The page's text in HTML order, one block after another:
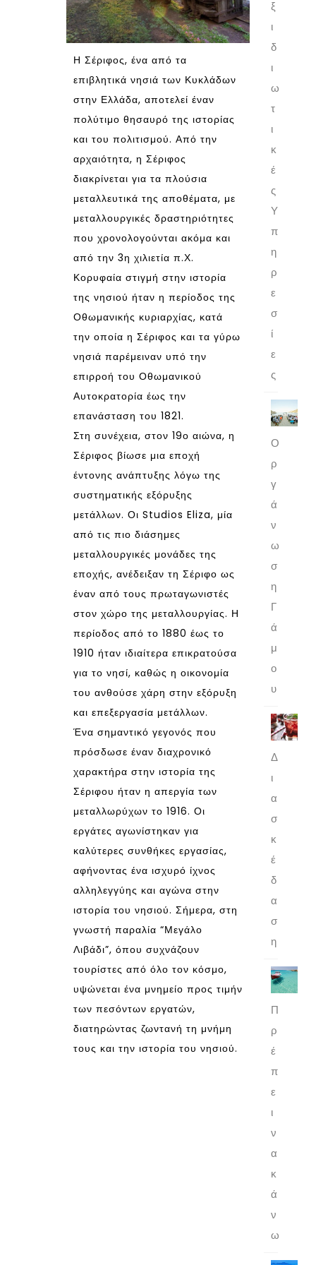
Η Σέριφος, ένα από τα
επιβλητικά νησιά των Κυκλάδων
στην Ελλάδα, αποτελεί έναν
πολύτιμο θησαυρό της ιστορίας
και του πολιτισμού. Από την
αρχαιότητα, η Σέριφος
διακρίνεται για τα πλούσια
μεταλλευτικά της αποθέματα, με
μεταλλουργικές δραστηριότητες
που χρονολογούνται ακόμα και
από την 3η χιλιετία π.Χ.
Κορυφαία στιγμή στην ιστορία
της νησιού ήταν η περίοδος της
Οθωμανικής κυριαρχίας, κατά
την οποία η Σέριφος και τα γύρω
νησιά παρέμειναν υπό την
επιρροή του Οθωμανικού
Αυτοκρατορία έως την
επανάσταση του 1821.
Στη συνέχεια, στον 19ο αιώνα, η
Σέριφος βίωσε μια εποχή
έντονης ανάπτυξης λόγω της
συστηματικής εξόρυξης
μετάλλων. Οι Studios Eliza, μία
από τις πιο διάσημες
μεταλλουργικές μονάδες της
εποχής, ανέδειξαν τη Σέριφο ως
έναν από τους πρωταγωνιστές
στον χώρο της μεταλλουργίας. Η
περίοδος από το 1880 έως το
1910 ήταν ιδιαίτερα επικρατούσα
για το νησί, καθώς η οικονομία
του ανθούσε χάρη στην εξόρυξη
και επεξεργασία μετάλλων.
Ένα σημαντικό γεγονός που
πρόσδωσε έναν διαχρονικό
χαρακτήρα στην ιστορία της
Σέριφου ήταν η απεργία των
μεταλλωρύχων το 1916. Οι
εργάτες αγωνίστηκαν για
καλύτερες συνθήκες εργασίας,
αφήνοντας ένα ισχυρό ίχνος
αλληλεγγύης και αγώνα στην
ιστορία του νησιού. Σήμερα, στη
γνωστή παραλία “Μεγάλο
Λιβάδι”, όπου συχνάζουν
τουρίστες από όλο τον κόσμο,
υψώνεται ένα μνημείο προς τιμήν
των πεσόντων εργατών,
διατηρώντας ζωντανή τη μνήμη
τους και την ιστορία του νησιού.
ξ
ι
δ
ι
ω
τ
ι
κ
έ
ς
Υ
π
η
ρ
ε
σ
ί
ε
ς
Ο
ρ
γ
ά
ν
ω
σ
η
Γ
ά
μ
ο
υ
Δ
ι
α
σ
κ
έ
δ
α
σ
η
Π
ρ
έ
π
ε
ι
ν
α
κ
ά
ν
ω